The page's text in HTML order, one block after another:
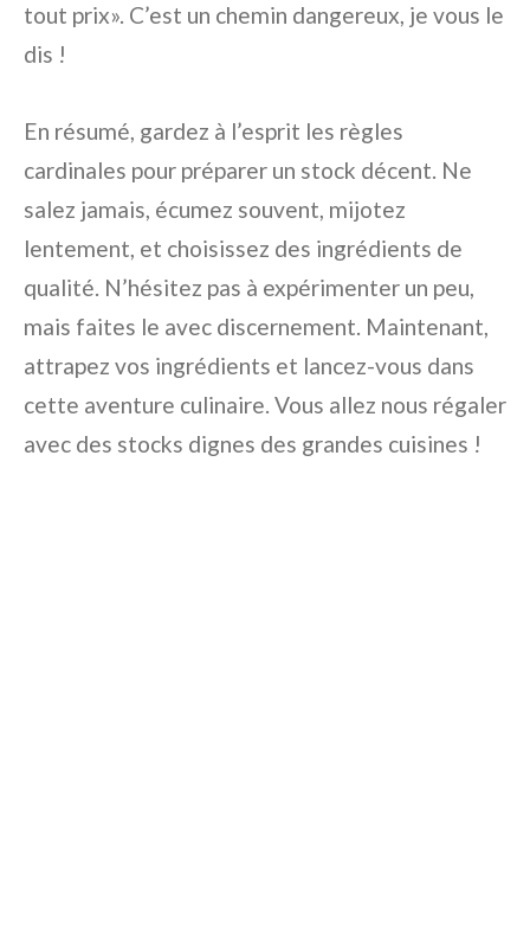
tout prix». C’est un chemin dangereux, je vous le
dis !
En résumé, gardez à l’esprit les règles
cardinales pour préparer un stock décent. Ne
salez jamais, écumez souvent, mijotez
lentement, et choisissez des ingrédients de
qualité. N’hésitez pas à expérimenter un peu,
mais faites le avec discernement. Maintenant,
attrapez vos ingrédients et lancez-vous dans
cette aventure culinaire. Vous allez nous régaler
avec des stocks dignes des grandes cuisines !